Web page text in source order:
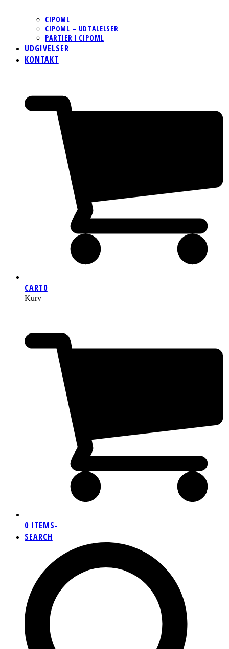
CIPOML
CIPOML – UDTALELSER
PARTIER I CIPOML
UDGIVELSER
KONTAKT
CART0
Kurv
0 ITEMS-
SEARCH